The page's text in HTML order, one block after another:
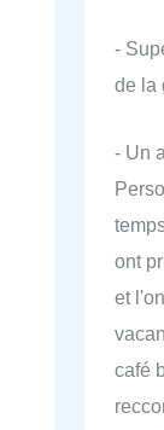
-
de la
- Un
ont
et
café